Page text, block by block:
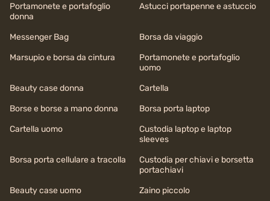
Portamonete e portafoglio
donna
Astucci portapenne e astuccio
Messenger Bag
Borsa da viaggio
Marsupio e borsa da cintura
Portamonete e portafoglio
uomo
Beauty case donna
Cartella
Borse e borse a mano donna
Borsa porta laptop
Cartella uomo
Custodia laptop e laptop
sleeves
Borsa porta cellulare a tracolla
Custodia per chiavi e borsetta
portachiavi
Beauty case uomo
Zaino piccolo